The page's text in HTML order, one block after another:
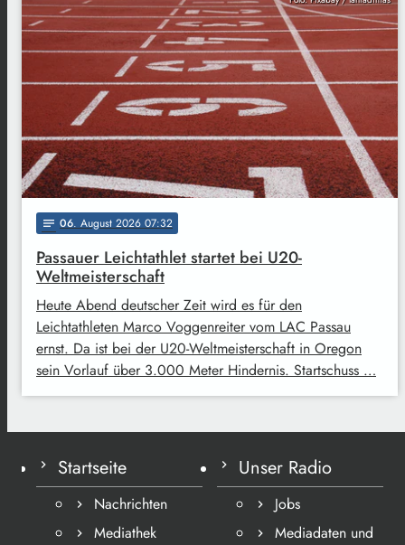
notes 06. August 2026 07:32
Passauer Leichtathlet startet bei U20-
Weltmeisterschaft
Heute Abend deutscher Zeit wird es für den
Leichtathleten Marco Voggenreiter vom LAC Passau
ernst. Da ist bei der U20-Weltmeisterschaft in Oregon
sein Vorlauf über 3.000 Meter Hindernis. Startschuss …
Startseite
Nachrichten
Mediathek
Unser Radio
Jobs
Mediadaten und